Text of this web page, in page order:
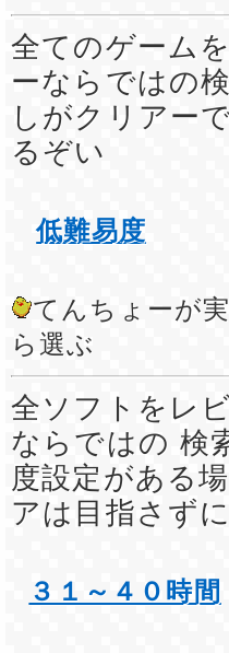
全てのゲーム
ーならではの
しがクリアー
るぞい
低難易度
てんちょーが
ら選ぶ
全ソフトをレ
ならではの 検
度設定がある
アは目指さず
３１～４０時間